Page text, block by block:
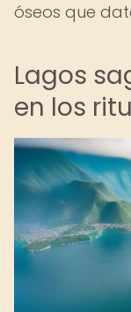
óseos que
Lagos
en los